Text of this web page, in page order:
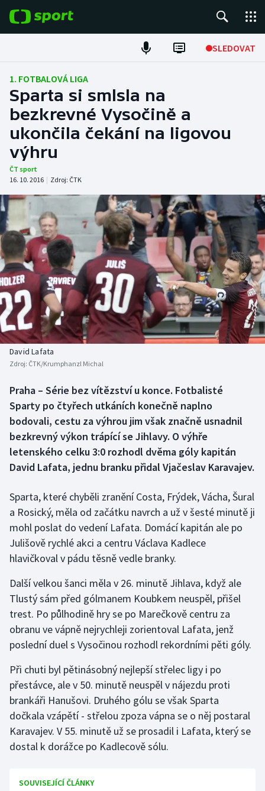
SLEDOVAT
Fotbal
Hokej
Tenis
Atletika
DALŠÍ SPORTY
Americký fotbal
Baseball a softbal
Basketbal
Biatlon
Boby a skeleton
Box
Curling
Dostihy
Florbal
Futsal
Golf
Gymnastika
Házená
Jezdectví
Judo
Krasobruslení
Lezení
Lyže a snowboard
Motorsport
NEPŘEHLÉDNĚTE
Soutěže
Historické návraty
Aplikace ČT sport
AZ kvíz
1. FOTBALOVÁ LIGA
Sparta si smlsla na
bezkrevné Vysočině a
ukončila čekání na ligovou
výhru
ČT sport
16. 10. 2016 | Zdroj: ČTK
David Lafata
Zdroj: ČTK/Krumphanzl Michal
Praha – Série bez vítězství u konce. Fotbalisté
Sparty po čtyřech utkáních konečně naplno
bodovali, cestu za výhrou jim však značně usnadnil
bezkrevný výkon trápící se Jihlavy. O výhře
letenského celku 3:0 rozhodl dvěma góly kapitán
David Lafata, jednu branku přidal Vjačeslav Karavajev.
Sparta, které chyběli zranění Costa, Frýdek, Vácha, Šural
a Rosický, měla od začátku navrch a už v šesté minutě ji
mohl poslat do vedení Lafata. Domácí kapitán ale po
Julišově rychlé akci a centru Václava Kadlece
hlavičkoval v pádu těsně vedle branky.
Další velkou šanci měla v 26. minutě Jihlava, když ale
Tlustý sám před gólmanem Koubkem neuspěl, přišel
trest. Po půlhodině hry se po Marečkově centru za
obranu ve vápně nejrychleji zorientoval Lafata, jenž
poslední duel s Vysočinou rozhodl rekordními pěti góly.
Při chuti byl pětinásobný nejlepší střelec ligy i po
přestávce, ale v 50. minutě neuspěl v nájezdu proti
brankáři Hanušovi. Druhého gólu se však Sparta
dočkala vzápětí - střelou zpoza vápna se o něj postaral
Karavajev. V 55. minutě už se prosadil i Lafata, který se
dostal k dorážce po Kadlecově sólu.
SOUVISEJÍCÍ ČLÁNKY